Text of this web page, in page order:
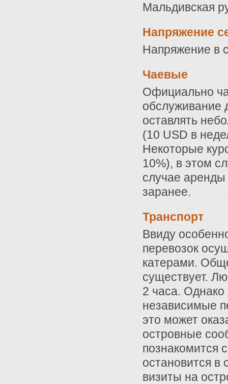
Мальдивская
Напряжение
Напряжение в
Чаевые
Официально
обслуживание
оставлять
(10 USD в
Некоторые
10%), в этом
случае аренды
заранее.
Транспорт
Ввиду
перевозок
катерами.
существует.
2 часа. Однако
независимые
это может
островные
познакомится
остановится
визиты на